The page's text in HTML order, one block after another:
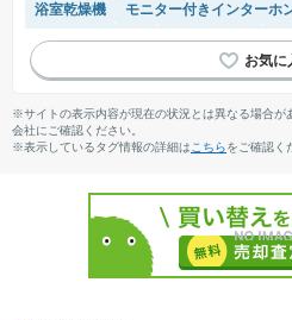
浴室乾燥機
モニター付きインターホ
ルーフバルコニー
温水洗浄便座 シ
閑静な住宅地
※サイトの表示内容が現在の状況とは異なる場合が
会社にご確認ください。
※表示しているタグ情報の詳細は こちらをご確認く